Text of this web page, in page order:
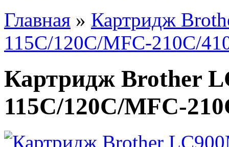
Главная » Картридж
115C/120С/MFC-210C/
Картридж Brother
115C/120С/MFC-